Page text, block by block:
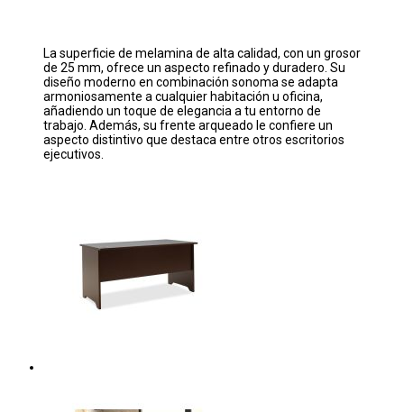
La superficie de melamina de alta calidad, con un grosor
de 25 mm, ofrece un aspecto refinado y duradero. Su
diseño moderno en combinación sonoma se adapta
armoniosamente a cualquier habitación u oficina,
añadiendo un toque de elegancia a tu entorno de
trabajo. Además, su frente arqueado le confiere un
aspecto distintivo que destaca entre otros escritorios
ejecutivos.